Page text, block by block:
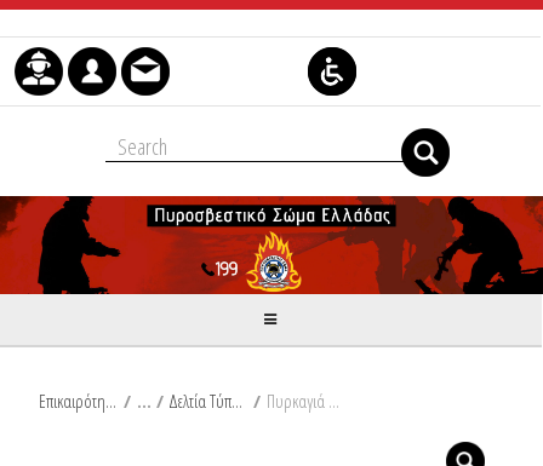
Μετάβαση στο περιεχόμενο
Επικαιρότητα / Δελτία Τύπου / Πυρκαγιά σε χώρο συνάθροισης κοινού στην Αθήνα, Άτομο χωρίς τις αισθήσεις του από πυρκαγιά σε διαμέρισμα στη Σπάρτη